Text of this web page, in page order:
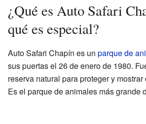
¿Qué es Auto Safari
qué es especial?
Auto Safari Chapín es un parque de
sus puertas el 26 de enero de 1980.
reserva natural para proteger y
Es el parque de animales más grande